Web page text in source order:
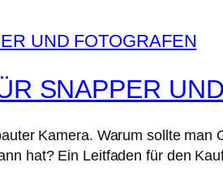
SNAPPER
Kamera. Warum sollte
hat? Ein Leitfaden für den